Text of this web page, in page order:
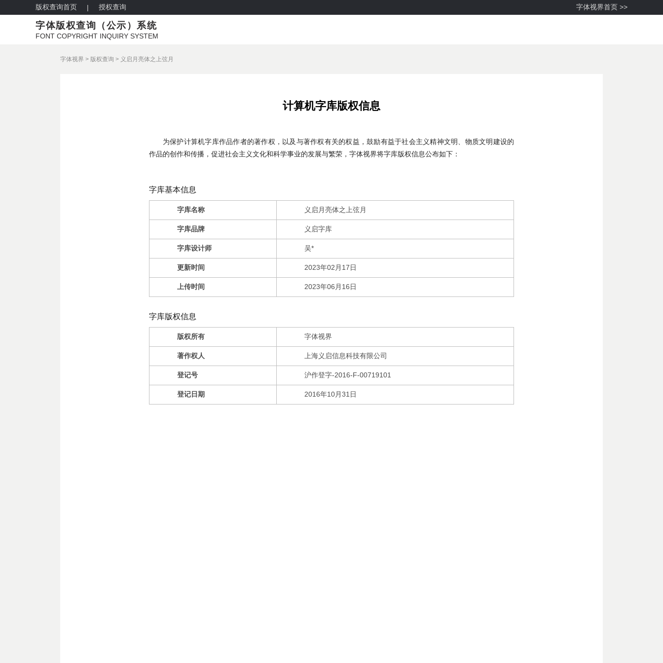
版权查询首页 | 授权查询 字体视界首页 >>
字体版权查询（公示）系统
FONT COPYRIGHT INQUIRY SYSTEM
字体视界 > 版权查询 > 义启月亮体之上弦月
计算机字库版权信息
为保护计算机字库作品作者的著作权，以及与著作权有关的权益，鼓励有益于社会主义精神文明、物质文明建设的
作品的创作和传播，促进社会主义文化和科学事业的发展与繁荣，字体视界将字库版权信息公布如下：
字库基本信息
字库名称 义启月亮体之上弦月
字库品牌 义启字库
字库设计师 吴*
更新时间 2023年02月17日
上传时间 2023年06月16日
字库版权信息
版权所有 字体视界
著作权人 上海义启信息科技有限公司
登记号 沪作登字-2016-F-00719101
登记日期 2016年10月31日